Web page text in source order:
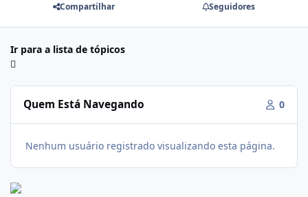
Compartilhar Seguidores
Ir para a lista de tópicos
Quem Está Navegando 0
Nenhum usuário registrado visualizando esta página.